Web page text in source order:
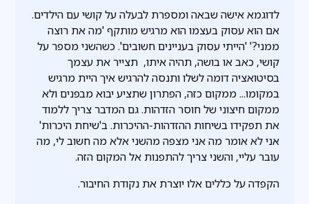
לדוגמא אישה שבאה ומספרת לבעלה על קושי עם הילדים.
אם הוא עסוק בעצמו הוא מרגיש מותקף 'מה את רוצה
ממני?' 'הייתי עסוק בעניינים חשובים'. כשהשני מספר על
קושי, כאב או בושה, תהיה איתו, תצייר את עצמך
בסיטואציה דומה לשלו ותנסה להרגיש איך היית מרגיש
במקומו... ממקום כזה, הפתרון שתציע יבוא מבפנים ולא
ממקום חיצוני של חוסר הזדהות. גם המדבר צריך ללמוד
את תפקידו בשיחות ההזדהות-ההיכרות. ב'שיחת היכרות'
אני לא אומר מה אני מצפה מהשני אלא מה חשוב לי, מה
עובר עליי, והשני צריך להתפנות אל המקום הזה.
הקפדה על כללים אלו יוצרת את נקודת החיבור.